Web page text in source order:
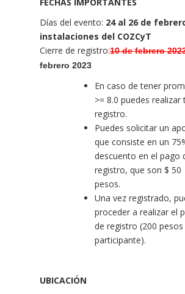
Días del evento: 24 al 26 de
instalaciones del COZCyT
Cierre de registro:10 de febrero
febrero 2023
En caso de tener
>= 8.0 puedes realizar
registro.
Puedes solicitar un
que consiste en un
descuento en el pago
registro, que son $ 50
pesos.
Una vez registrado,
proceder a realizar el
de registro (200
participante).
UBICACIÓN